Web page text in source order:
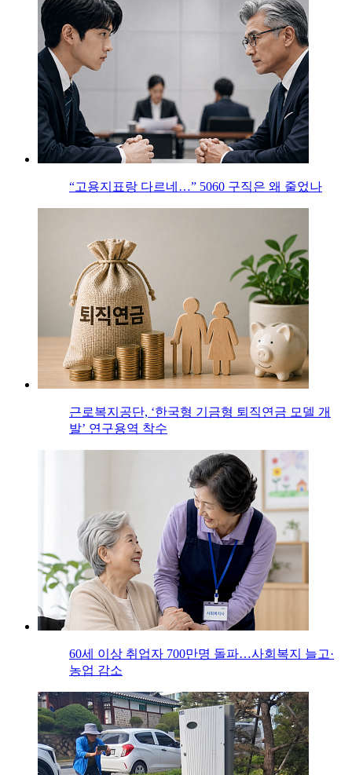
“고용지표랑 다르네…” 5060 구직은 왜 줄었나
근로복지공단, ‘한국형 기금형 퇴직연금 모델 개
발’ 연구용역 착수
60세 이상 취업자 700만명 돌파…사회복지 늘고·
농업 감소